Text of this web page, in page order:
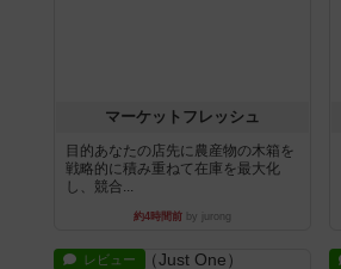
マーケットフレッシュ
目的あなたの店先に農産物の木箱を
戦略的に積み重ねて在庫を最大化
し、競合...
約4時間前 by jurong
レビュー